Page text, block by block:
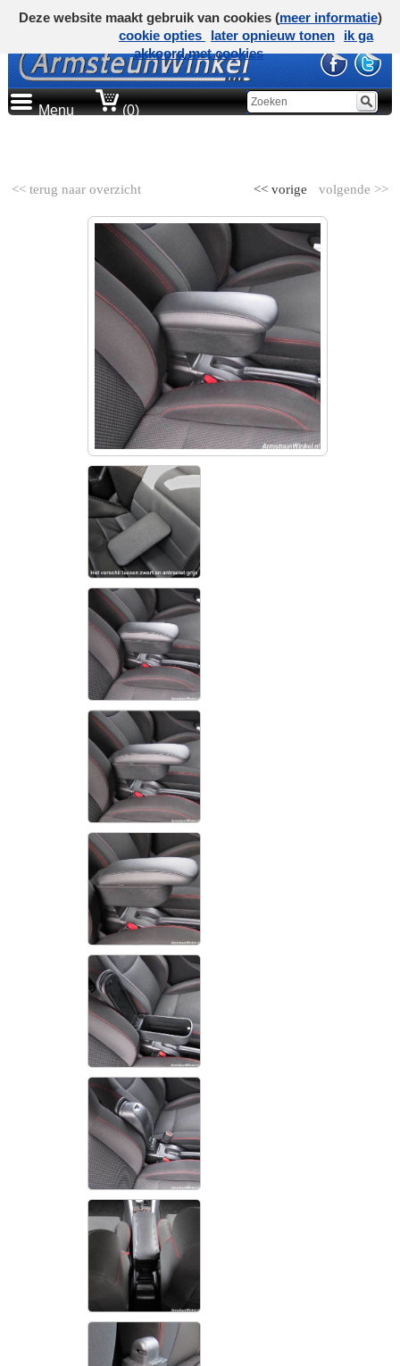
Menu (0)
<< terug naar overzicht volgende >>
<< vorige
Deze website maakt gebruik van cookies (meer informatie)
cookie opties
later opnieuw tonen
ik ga
akkoord met cookies